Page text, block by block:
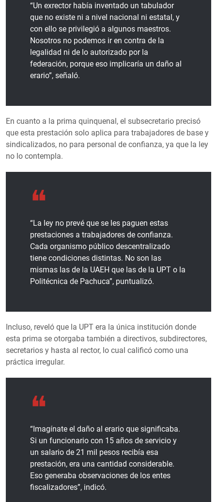
“Un exrector había inventado un tabulador
que no existe ni a nivel nacional ni estatal, y
con ello se privilegió a algunos maestros.
Nosotros no podemos ir en contra de la
legalidad ni de lo autorizado por la
federación, porque eso implicaría un daño al
erario”, señaló.
En cuanto a la prima quinquenal, el subsecretario precisó
que esta prestación solo aplica para trabajadores de base y
sindicalizados, no para personal de confianza, ya que la ley
no lo contempla.
“La ley no prevé que se les paguen estas
prestaciones a trabajadores de confianza.
Cada organismo público descentralizado
tiene condiciones distintas. No son las
mismas las de la UAEH que las de la UPT o la
Politécnica de Pachuca”, puntualizó.
Incluso, reveló que la UPT era la única institución donde
esta prima se otorgaba también a directivos, subdirectores,
secretarios y hasta al rector, lo cual calificó como una
práctica irregular.
“Imagínate el daño al erario que significaba.
Si un funcionario con 15 años de servicio y
un salario de 21 mil pesos recibía esa
prestación, era una cantidad considerable.
Eso generaba observaciones de los entes
fiscalizadores”, indicó.